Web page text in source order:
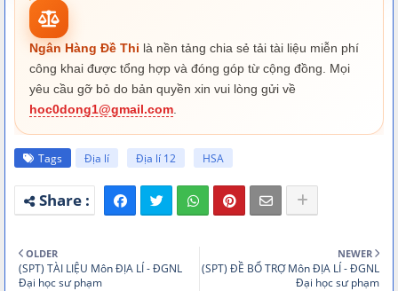
1. ĐGNLSP - ĐỊA - BUỔI 35 - ĐỀ 16.pdf
1. ĐGNLSP - ĐỊA - BUỔI 35 - ĐỀ 6 TĂNG
CƯỜNG.pdf
TĂNG CƯỜNG.pdf
1. ĐGNLSP - ĐỊA - BUỔI 36 - ĐỀ 17.pdf
1. ĐGNLSP - ĐỊA - BUỔI 36 - ĐỀ 7 TĂNG
CƯỜNG.pdf
1. ĐGNLSP - ĐỊA - BUỔI 37 - ĐỀ 9 TĂNG
CƯỜNG.pdf
1. ĐGNLSP - ĐỊA - BUỔI 37 - ĐỀ 8 TĂNG
CƯỜNG.pdf
Ngân Hàng Đề Thi là nền tảng chia sẻ tải tài liệu miễn phí
công khai được tổng hợp và đóng góp từ cộng đồng. Mọi
yêu cầu gỡ bỏ do bản quyền xin vui lòng gửi về
hoc0dong1@gmail.com
Tags Địa lí Địa lí 12 HSA
NEWER
(SPT) ĐỀ BỔ TRỢ Môn ĐỊA LÍ - ĐGNL
Đại học sư phạm
OLDER
(SPT) TÀI LIỆU Môn ĐỊA LÍ - ĐGNL
Đại học sư phạm